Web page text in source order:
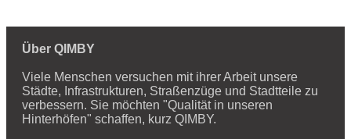
Über QIMBY
Viele Menschen versuchen mit ihrer Arbeit unsere
Städte, Infrastrukturen, Straßenzüge und Stadtteile zu
verbessern. Sie möchten "Qualität in unseren
Hinterhöfen" schaffen, kurz QIMBY.